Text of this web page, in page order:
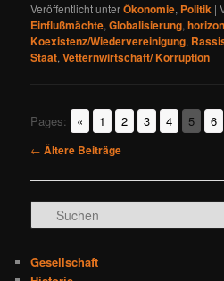
Veröffentlicht unterÖkonomie, Politik |
Einflußmächte,Globalisierung,
Koexistenz/Wiedervereinigung,
Staat,Vetternwirtschaft/ Korruption
Pages: « 1 2 3 4 5 6
Beitragsnavigation
← Ältere Beiträge
u
h
e
Gesellschaft